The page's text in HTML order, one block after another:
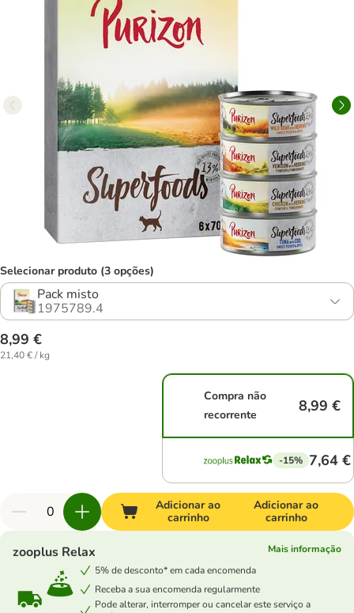
Selecionar produto (3 opções)
Pack misto
1975789.4
8,99 €
21,40 € / kg
Compra não
recorrente
8,99 €
-15% 7,64 €
Adicionar ao
carrinho
Adicionar ao
carrinho
zooplus Relax
Mais informação
5% de desconto* em cada encomenda
Receba a sua encomenda regularmente
Pode alterar, interromper ou cancelar este serviço a